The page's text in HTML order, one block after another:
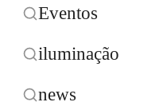
Eventos
iluminação
news